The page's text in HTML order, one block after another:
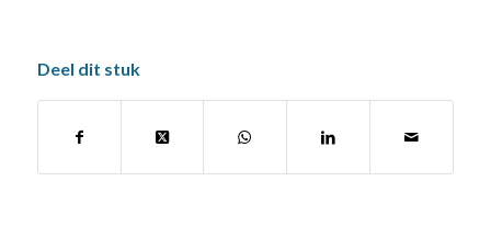
Deel dit stuk